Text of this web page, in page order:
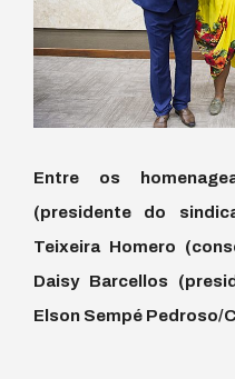
Entre os
(presidente do
Teixeira Homero
Daisy Barcellos
Elson Sempé Pedroso/